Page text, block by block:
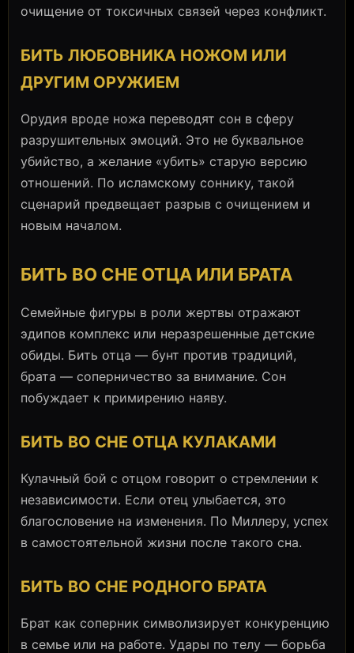
очищение от токсичных связей через конфликт.
БИТЬ ЛЮБОВНИКА НОЖОМ ИЛИ
ДРУГИМ ОРУЖИЕМ
Орудия вроде ножа переводят сон в сферу
разрушительных эмоций. Это не буквальное
убийство, а желание «убить» старую версию
отношений. По исламскому соннику, такой
сценарий предвещает разрыв с очищением и
новым началом.
БИТЬ ВО СНЕ ОТЦА ИЛИ БРАТА
Семейные фигуры в роли жертвы отражают
эдипов комплекс или неразрешенные детские
обиды. Бить отца — бунт против традиций,
брата — соперничество за внимание. Сон
побуждает к примирению наяву.
БИТЬ ВО СНЕ ОТЦА КУЛАКАМИ
Кулачный бой с отцом говорит о стремлении к
независимости. Если отец улыбается, это
благословение на изменения. По Миллеру, успех
в самостоятельной жизни после такого сна.
БИТЬ ВО СНЕ РОДНОГО БРАТА
Брат как соперник символизирует конкуренцию
в семье или на работе. Удары по телу — борьба